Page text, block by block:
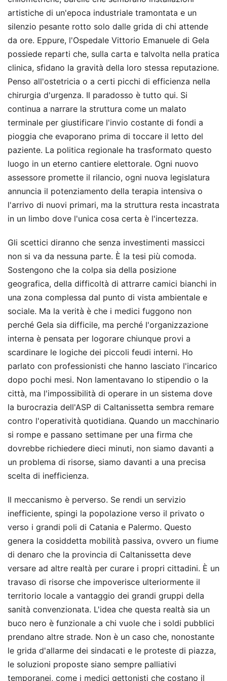
artistiche di un'epoca industriale tramontata e un
silenzio pesante rotto solo dalle grida di chi attende
da ore. Eppure, l'Ospedale Vittorio Emanuele di Gela
possiede reparti che, sulla carta e talvolta nella pratica
clinica, sfidano la gravità della loro stessa reputazione.
Penso all'ostetricia o a certi picchi di efficienza nella
chirurgia d'urgenza. Il paradosso è tutto qui. Si
continua a narrare la struttura come un malato
terminale per giustificare l'invio costante di fondi a
pioggia che evaporano prima di toccare il letto del
paziente. La politica regionale ha trasformato questo
luogo in un eterno cantiere elettorale. Ogni nuovo
assessore promette il rilancio, ogni nuova legislatura
annuncia il potenziamento della terapia intensiva o
l'arrivo di nuovi primari, ma la struttura resta incastrata
in un limbo dove l'unica cosa certa è l'incertezza.
Gli scettici diranno che senza investimenti massicci
non si va da nessuna parte. È la tesi più comoda.
Sostengono che la colpa sia della posizione
geografica, della difficoltà di attrarre camici bianchi in
una zona complessa dal punto di vista ambientale e
sociale. Ma la verità è che i medici fuggono non
perché Gela sia difficile, ma perché l'organizzazione
interna è pensata per logorare chiunque provi a
scardinare le logiche dei piccoli feudi interni. Ho
parlato con professionisti che hanno lasciato l'incarico
dopo pochi mesi. Non lamentavano lo stipendio o la
città, ma l'impossibilità di operare in un sistema dove
la burocrazia dell'ASP di Caltanissetta sembra remare
contro l'operatività quotidiana. Quando un macchinario
si rompe e passano settimane per una firma che
dovrebbe richiedere dieci minuti, non siamo davanti a
un problema di risorse, siamo davanti a una precisa
scelta di inefficienza.
Il meccanismo è perverso. Se rendi un servizio
inefficiente, spingi la popolazione verso il privato o
verso i grandi poli di Catania e Palermo. Questo
genera la cosiddetta mobilità passiva, ovvero un fiume
di denaro che la provincia di Caltanissetta deve
versare ad altre realtà per curare i propri cittadini. È un
travaso di risorse che impoverisce ulteriormente il
territorio locale a vantaggio dei grandi gruppi della
sanità convenzionata. L'idea che questa realtà sia un
buco nero è funzionale a chi vuole che i soldi pubblici
prendano altre strade. Non è un caso che, nonostante
le grida d'allarme dei sindacati e le proteste di piazza,
le soluzioni proposte siano sempre palliativi
temporanei, come i medici gettonisti che costano il